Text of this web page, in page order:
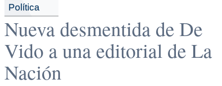
Política
Nueva desmentida de De
Vido a una editorial de La
Nación